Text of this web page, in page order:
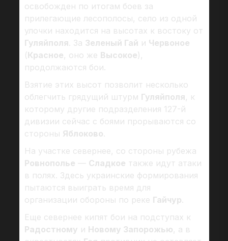
освобожден по итогам боев за
прилегающие лесополосы, село из одной
улочки находится на высотах к востоку от
Гуляйполя. За Зеленый Гай и Червоное
(Красное, оно же Высокое),
продолжаются бои.
Взятие этих высот позволит несколько
облегчить грядущий штурм Гуляйполя, к
которому другие подразделения 127-й
дивизии сейчас с боями прорываются со
стороны Яблоково.
На участке севернее, со стороны рубежа
Ровнополье — Сладкое также идут атаки
в полях. Здесь украинские формирования
пытаются выиграть время для
организации обороны по реке Гайчур.
Еще севернее кипят бои на подступах к
Радостному и Новому Запорожью, а в